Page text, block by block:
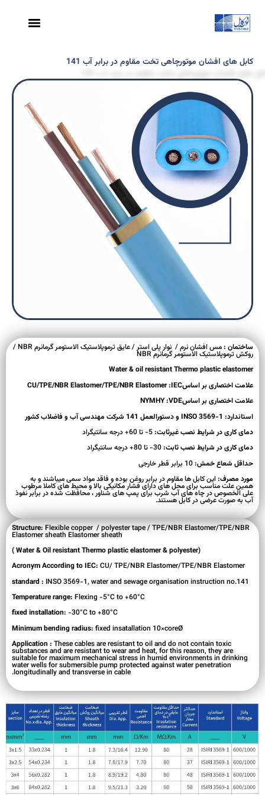
کابل های افشان موتورچاهی تخت مقاوم در برابر آب 141
ساختمان : مس افشان نرم / نوار پلی استر / عایق ترموپلاستیک الاستومر گرمانرم NBR /
روکش ترموپلاستیک الاستومر گرمانرم NBR
Water & oil resistant Thermo plastic elastomer
علامت اختصاری بر اساسCU/TPE/NBR Elastomer/TPE/NBR Elastomer:IEC
علامت اختصاری بر اساسNYMHY :VDE
استاندارد: INSO 3569-1 و دستورالعمل 141 شرکت مهندسی آب و فاضلاب کشور
دمای کاریدر شرایط نصب غیرثابت:
دمای کاریدر شرایط نصب ثابت:
حداقل شعاع خمش:
مورد مصرف:این کابل ها مقاوم در برابر روغن بوده و فاقد مواد سمی میباشند و به
همین علت مناسب برای محل های دارای فشار مکانیکی بالا و محیط های کاملا مرطوب
علی الخصوص در چاه های آب شرب برای پمپ های شناور ، محافظت شده در برابر نفوذ
آب به صورت عرضی در کابل هستند.
Structure: Flexible copper / polyester tape / TPE/NBR Elastomer/TPE/NBR
Elastomer sheath Elastomer sheath
(Water & Oil resistant Thermo plastic elastomer & polyester )
Acronym According to IEC: CU/ TPE/NBR Elastomer/TPE/NBR Elastomer
standard : INSO 3569-1, water and sewage organisation instruction no.141
Temperature range: Flexing -5°C to +60°C
fixed installation: -30°C to +80°C
Minimum bending radius: fixed insatallation 10×coreØ
These cables are resistant to oil and do not contain toxic
substances and are resistant to wear and heat, for this reason, they are
suitable for maximum mechanical stress in humid environments in drinking
water wells for submersible pump protected against water penetration
longitudinally and transverse in cable.